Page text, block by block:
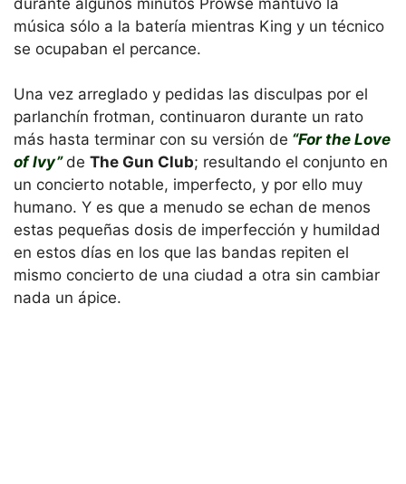
música sólo a la batería mientras King y un técnico
se ocupaban el percance.
Una vez arreglado y pedidas las disculpas por el
parlanchín frotman, continuaron durante un rato
más hasta terminar con su versión de “For the Love
of Ivy” de The Gun Club; resultando el conjunto en
un concierto notable, imperfecto, y por ello muy
humano. Y es que a menudo se echan de menos
estas pequeñas dosis de imperfección y humildad
en estos días en los que las bandas repiten el
mismo concierto de una ciudad a otra sin cambiar
nada un ápice.